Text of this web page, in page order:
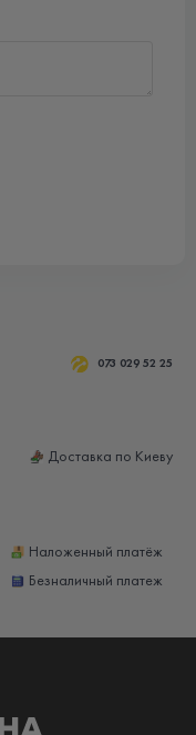
073 029 52 25
Доставка по Киеву
Наложенный платёж
Безналичный платеж